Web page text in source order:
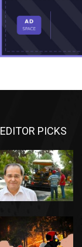
EDITOR PICKS